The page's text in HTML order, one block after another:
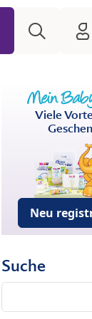
Viele
Neu
Suche